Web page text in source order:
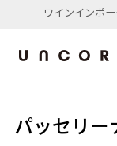
ワインインポ
パッセリー